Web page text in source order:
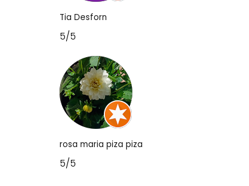
Tia Desforn
5/5
rosa maria piza piza
5/5